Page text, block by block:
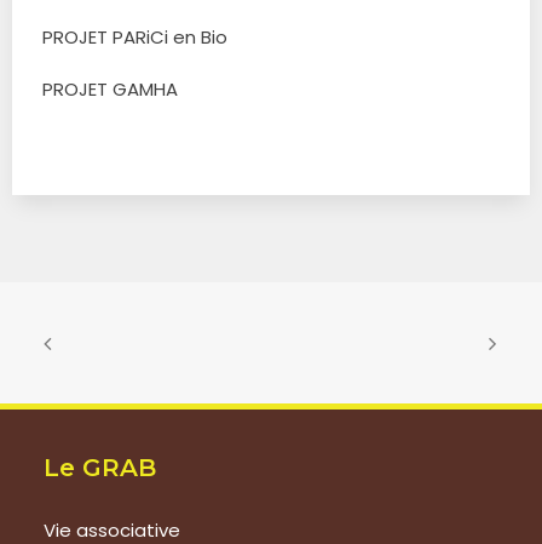
PROJET PARiCi en Bio
PROJET GAMHA
Le GRAB
Vie associative